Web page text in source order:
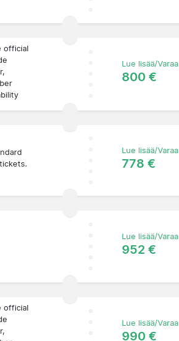
official
Lue lisää/Varaa
800 €
Lue lisää/Varaa
778 €
Lue lisää/Varaa
952 €
official
Lue lisää/Varaa
990 €